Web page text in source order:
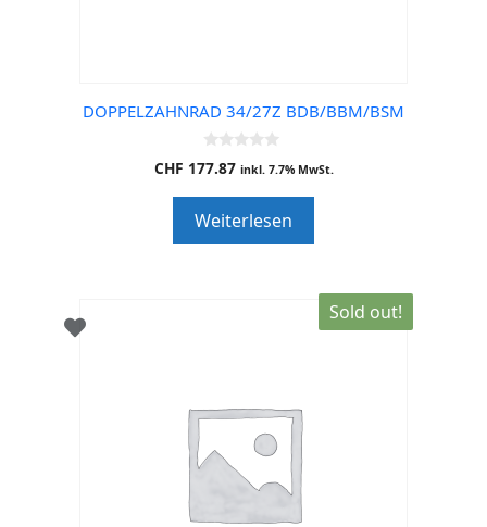
DOPPELZAHNRAD 34/27Z BDB/BBM/BSM
0
o
o
f
5
CHF 177.87 inkl. 7.7% MwSt.
Weiterlesen
Sold out!